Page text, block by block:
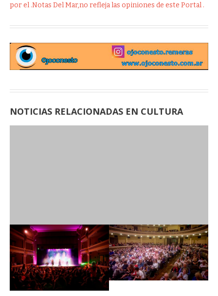
por el .Notas Del Mar,no refleja las opiniones de este Portal .
NOTICIAS RELACIONADAS EN CULTURA